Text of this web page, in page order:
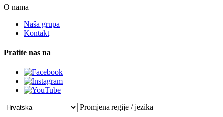
O nama
Naša grupa
Kontakt
Pratite nas na
Promjena regije / jezika